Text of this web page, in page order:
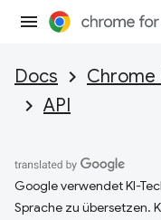
Docs Chrome
API
Google verwendet KI-
Sprache zu übersetzen.